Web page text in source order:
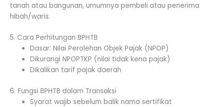
tanah atau bangunan, umumnya pembeli atau penerima
hibah/waris.
5. Cara Perhitungan BPHTB
Dasar: Nilai Perolehan Objek Pajak (NPOP)
Dikurangi NPOPTKP (nilai tidak kena pajak)
Dikalikan tarif pajak daerah
6. Fungsi BPHTB dalam Transaksi
Syarat wajib sebelum balik nama sertifikat